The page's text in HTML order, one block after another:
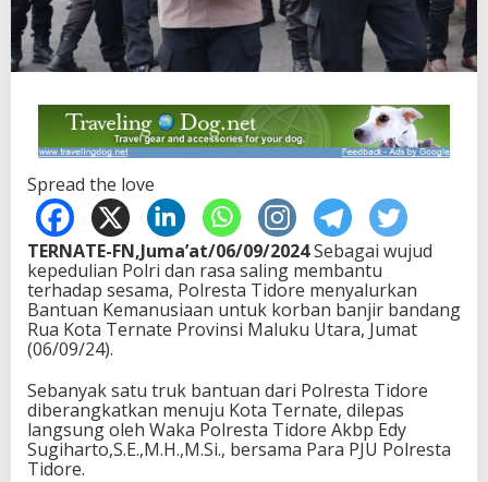
Spread the love
TERNATE-FN,Juma’at/06/09/2024Sebagai wujud
kepedulian Polri dan rasa saling membantu
terhadap sesama, Polresta Tidore menyalurkan
Bantuan Kemanusiaan untuk korban banjir bandang
Rua Kota Ternate Provinsi Maluku Utara, Jumat
(06/09/24).
Sebanyak satu truk bantuan dari Polresta Tidore
diberangkatkan menuju Kota Ternate, dilepas
langsung oleh Waka Polresta Tidore Akbp Edy
Sugiharto,S.E.,M.H.,M.Si., bersama Para PJU Polresta
Tidore.